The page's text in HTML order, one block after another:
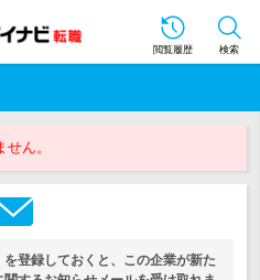
閲覧履歴 検索
ん。
登録しておくと、この企業が新た